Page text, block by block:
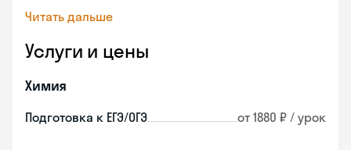
Читать дальше
Услуги и цены
Химия
Подготовка к ЕГЭ/ОГЭ от 1880 ₽ / урок